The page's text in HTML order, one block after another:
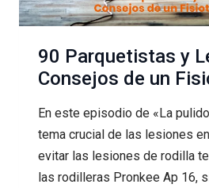
90 Parquetistas y
Consejos de un
En este episodio de «La
tema crucial de las lesiones
evitar las lesiones de rodilla
las rodilleras Pronkee Ap 16,